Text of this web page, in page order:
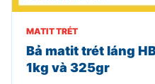
MATIT TRÉT
Bả matit trét láng
1kg và 325gr